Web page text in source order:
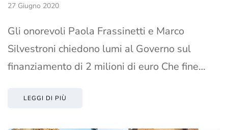
27 Giugno 2020
Gli onorevoli Paola Frassinetti e Marco
Silvestroni chiedono lumi al Governo sul
finanziamento di 2 milioni di euro Che fine…
LEGGI DI PIÙ